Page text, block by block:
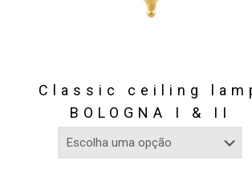
Classic ceiling
BOLOGNA I & II